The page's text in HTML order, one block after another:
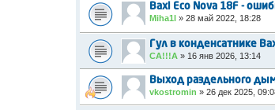
Baxi Eco Nova 18F -
Miha1l » 28 май 2022, 18:28
Гул в конденсатнике
CA!!!A » 16 янв 2026, 13:14
Выход раздельного
vkostromin » 26 дек 2025,